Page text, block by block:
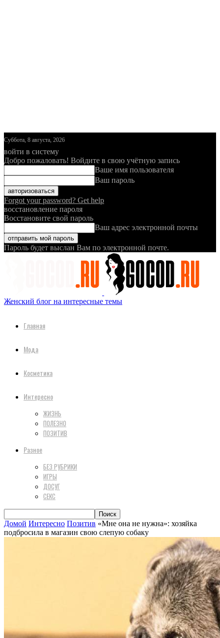
Суббота, 8 августа, 2026
войти в систему
Добро пожаловать! Войдите в свою учётную запись
Ваше имя пользователя
Ваш пароль
Forgot your password? Get help
восстановление пароля
Восстановите свой пароль
Ваш адрес электронной почты
Пароль будет выслан Вам по электронной почте.
Женский блог на интересные темы
Главная
Мода
Косметика
Интересно
ЖИЗНЬ
ПОЛЕЗНО
ПОЗИТИВ
Разное
БЕЗ РУБРИКИ
ИГРЫ
ДОСУГ
СЕКС
Домой Интересно Позитив «Мне она не нужна»: хозяйка
подбросила в магазин свою слепую собаку